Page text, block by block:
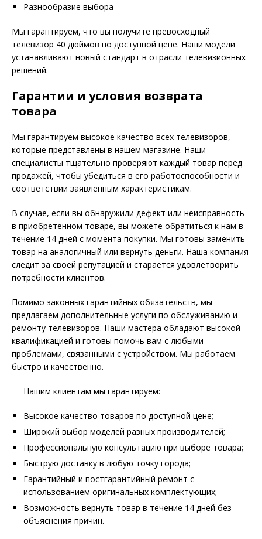
Разнообразие выбора
Мы гарантируем, что вы получите превосходный
телевизор 40 дюймов по доступной цене. Наши модели
устанавливают новый стандарт в отрасли телевизионных
решений.
Гарантии и условия возврата
товара
Мы гарантируем высокое качество всех телевизоров,
которые представлены в нашем магазине. Наши
специалисты тщательно проверяют каждый товар перед
продажей, чтобы убедиться в его работоспособности и
соответствии заявленным характеристикам.
В случае, если вы обнаружили дефект или неисправность
в приобретенном товаре, вы можете обратиться к нам в
течение 14 дней с момента покупки. Мы готовы заменить
товар на аналогичный или вернуть деньги. Наша компания
следит за своей репутацией и старается удовлетворить
потребности клиентов.
Помимо законных гарантийных обязательств, мы
предлагаем дополнительные услуги по обслуживанию и
ремонту телевизоров. Наши мастера обладают высокой
квалификацией и готовы помочь вам с любыми
проблемами, связанными с устройством. Мы работаем
быстро и качественно.
Нашим клиентам мы гарантируем:
Высокое качество товаров по доступной цене;
Широкий выбор моделей разных производителей;
Профессиональную консультацию при выборе товара;
Быструю доставку в любую точку города;
Гарантийный и постгарантийный ремонт с
использованием оригинальных комплектующих;
Возможность вернуть товар в течение 14 дней без
объяснения причин.